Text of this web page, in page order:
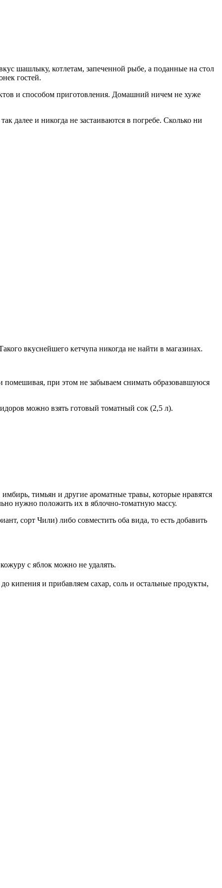
шашлыку, котлетам, запеченной рыбе, а поданные на стол
гостей.
и способом приготовления. Домашний ничем не хуже
далее и никогда не застаиваются в погребе. Сколько ни
вкуснейшего кетчупа никогда не найти в магазинах.
при этом не забываем снимать образовавшуюся
можно взять готовый томатный сок (2,5 л).
тимьян и другие ароматные травы, которые нравятся
нужно положить их в яблочно-томатную массу.
сорт Чили) либо совместить оба вида, то есть добавить
с яблок можно не удалять.
кипения и прибавляем сахар, соль и остальные продукты,